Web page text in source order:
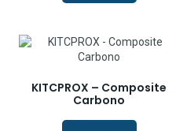
KITCPROX – Composite
Carbono